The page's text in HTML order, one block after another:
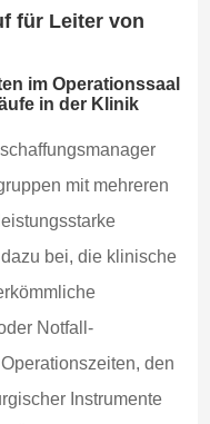
für Leiter von
im Operationssaal
in der Klinik
mit mehreren
bei, die klinische
Notfall-
den
Instrumente